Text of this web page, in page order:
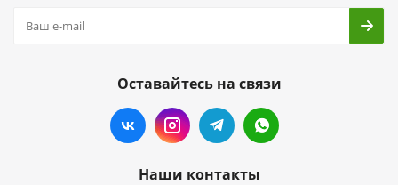
Оставайтесь на связи
Наши контакты